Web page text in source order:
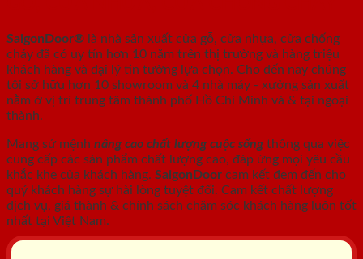
SaigonDoor® là nhà sản xuất cửa gỗ, cửa nhựa, cửa chống
cháy đã có uy tín hơn 10 năm trên thị trường và hàng triệu
khách hàng và đại lý tin tưởng lựa chọn. Cho đến nay chúng
tôi sở hữu hơn 10 showroom và 4 nhà máy - xưởng sản xuất
nằm ở vị trí trung tâm thành phố Hồ Chí Minh và & tại ngoại
thành.
Mang sứ mệnh nâng cao chất lượng cuộc sống thông qua việc
cung cấp các sản phẩm chất lượng cao, đáp ứng mọi yêu cầu
khắc khe của khách hàng. SaigonDoor cam kết đem đến cho
quý khách hàng sự hài lòng tuyệt đối. Cam kết chất lượng
dịch vụ, giá thành & chính sách chăm sóc khách hàng luôn tốt
nhất tại Việt Nam.